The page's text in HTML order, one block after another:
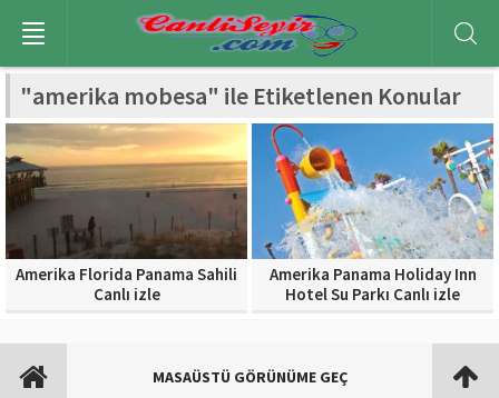
"amerika mobesa" ile Etiketlenen Konular
Amerika Florida Panama Sahili
Canlı izle
Amerika Panama Holiday Inn
Hotel Su Parkı Canlı izle
MASAÜSTÜ GÖRÜNÜME GEÇ